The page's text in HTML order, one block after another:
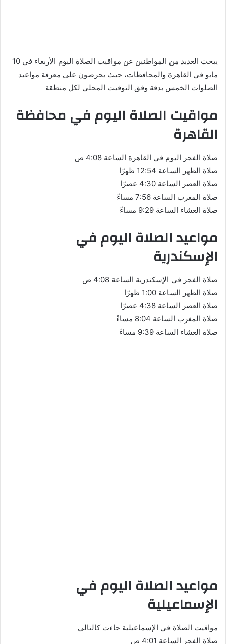
يبحث العديد من المواطنين عن مواقيت الصلاة اليوم الأربعاء في 10
مايو في القاهرة والمحافظات، حيث يحرصون على معرفة مواعيد
الصلوات الخمس بدقة وفق التوقيت المحلي لكل منطقة
مواقيت الصلاة اليوم في محافظة
القاهرة
صلاة الفجر اليوم في القاهرة الساعة 4:08 ص
صلاة الظهر الساعة 12:54 ظهرًا
صلاة العصر الساعة 4:30 عصرًا
صلاة المغرب الساعة 7:56 مساءً
صلاة العشاء الساعة 9:29 مساءً
مواعيد الصلاة اليوم في
الإسكندرية
صلاة الفجر في الإسكندرية الساعة 4:08 ص
صلاة الظهر الساعة 1:00 ظهرًا
صلاة العصر الساعة 4:38 عصرًا
صلاة المغرب الساعة 8:04 مساءً
صلاة العشاء الساعة 9:39 مساءً
مواعيد الصلاة اليوم في
الإسماعيلية
مواقيت الصلاة في الإسماعيلية جاءت كالتالي
صلاة الفجر الساعة 4:01 ص